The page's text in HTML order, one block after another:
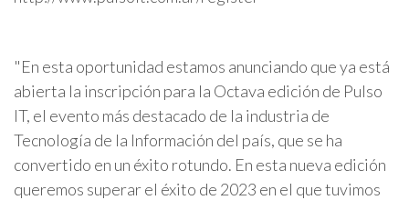
"En esta oportunidad estamos anunciando que ya está
abierta la inscripción para la Octava edición de Pulso
IT, el evento más destacado de la industria de
Tecnología de la Información del país, que se ha
convertido en un éxito rotundo. En esta nueva edición
queremos superar el éxito de 2023 en el que tuvimos